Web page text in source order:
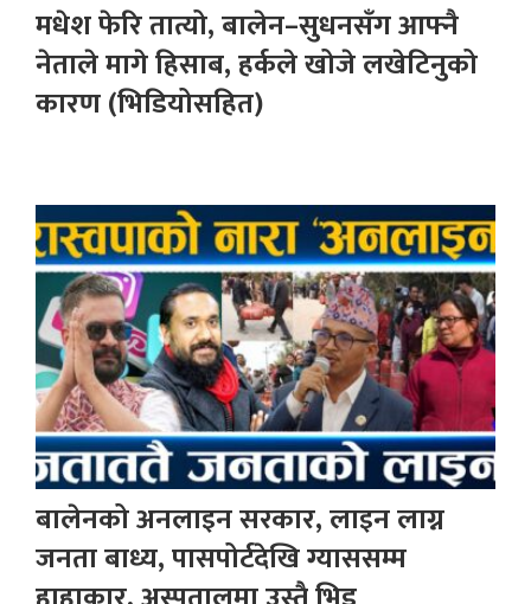
मधेश फेरि तात्यो, बालेन–सुधनसँग आफ्नै
नेताले मागे हिसाब, हर्कले खोजे लखेटिनुको
कारण (भिडियोसहित)
बालेनको अनलाइन सरकार, लाइन लाग्न
जनता बाध्य, पासपोर्टदेखि ग्याससम्म